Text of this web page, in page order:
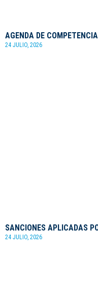
AGENDA DE
24 JULIO, 2026
SANCIONES APLICADAS
24 JULIO, 2026